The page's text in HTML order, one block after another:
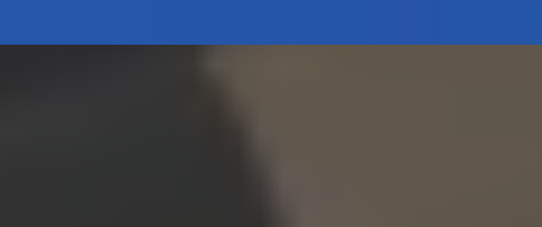
Fortalezca Liderazgo